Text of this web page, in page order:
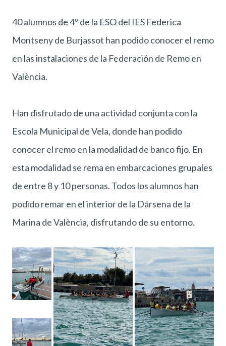
40 alumnos de 4º de la ESO del IES Federica
Montseny de Burjassot han podido conocer el remo
en las instalaciones de la Federación de Remo en
València.
Han disfrutado de una actividad conjunta con la
Escola Municipal de Vela, donde han podido
conocer el remo en la modalidad de banco fijo. En
esta modalidad se rema en embarcaciones grupales
de entre 8 y 10 personas. Todos los alumnos han
podido remar en el interior de la Dársena de la
Marina de València, disfrutando de su entorno.